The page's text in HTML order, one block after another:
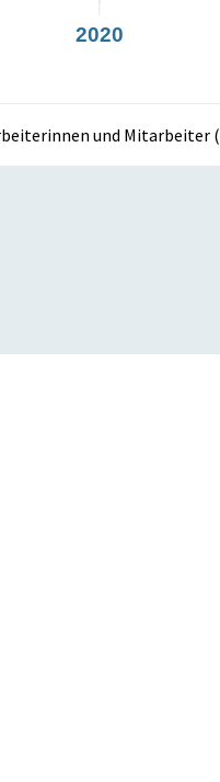
2020
und Mitarbeiter